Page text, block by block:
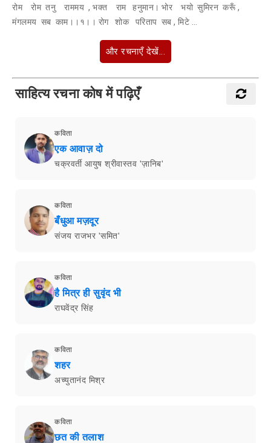
रोम रोम तनु राममय , भक्त राम हनुमान। भोर भयो सुमिरन करूँ ,
मंगलमय सब काम।।१।। रोग शोक परिताप सब , मिटे …
और रचनाएँ देखें...
साहित्य रचना कोष में पढ़िएँ
कविता
एक आवाज़ दो
चक्रवर्ती आयुष श्रीवास्तव 'ज़ानिब'
कविता
बँधुआ मज़दूर
संजय राजभर 'समित'
कविता
है मित्र ही सुवृंद भी
राघवेंद्र सिंह
कविता
शहर
अच्युतानंद मिश्र
कविता
छत की तलाश